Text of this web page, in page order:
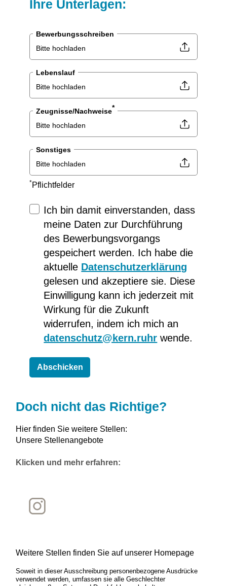
Ihre Unterlagen:
Bewerbungsschreiben
Bitte hochladen
Lebenslauf
Bitte hochladen
Zeugnisse/Nachweise*
Bitte hochladen
Sonstiges
Bitte hochladen
*Pflichtfelder
Ich bin damit einverstanden, dass
meine Daten zur Durchführung
des Bewerbungsvorgangs
gespeichert werden. Ich habe die
aktuelle Datenschutzerklärung
gelesen und akzeptiere sie. Diese
Einwilligung kann ich jederzeit mit
Wirkung für die Zukunft
widerrufen, indem ich mich an
datenschutz@kern.ruhr wende.
Doch nicht das Richtige?
Hier finden Sie weitere Stellen:
Unsere Stellenangebote
Klicken und mehr erfahren:
Weitere Stellen finden Sie auf unserer Homepage
Soweit in dieser Ausschreibung personenbezogene Ausdrücke
verwendet werden, umfassen sie alle Geschlechter